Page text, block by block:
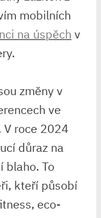
mobilních
na úspěch v
změny v
ve
roce 2024
důraz na
blaho. To
kteří působí
eco-